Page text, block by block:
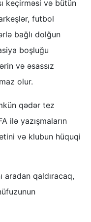
keçirməsi və bütün
futbol
bağlı dolğun
boşluğu
və əsassız
olur.
qədər tez
ilə yazışmaların
və klubun hüquqi
aradan qaldıracaq,